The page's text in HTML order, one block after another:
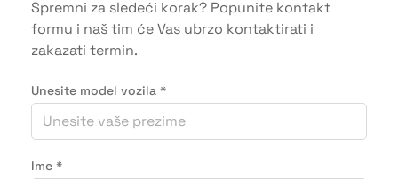
Spremni za sledeći korak? Popunite kontakt
formu i naš tim će Vas ubrzo kontaktirati i
zakazati termin.
Unesite model vozila *
Ime *